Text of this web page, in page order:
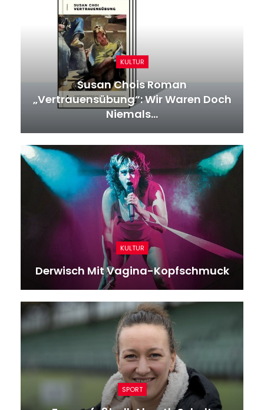
KULTUR
Susan Chois Roman
„Vertrauensübung“: Wir Waren Doch
Niemals…
KULTUR
Derwisch Mit Vagina-Kopfschmuck
SPORT